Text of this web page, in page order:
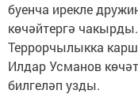
буенча ирекле
көчәйтергә чакырды.
Террорчылыкка
Илдар Усманов
билгеләп узды.